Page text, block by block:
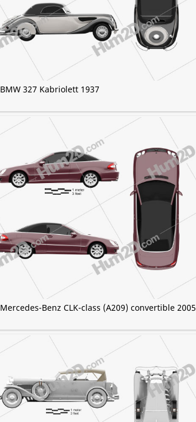
BMW 327 Kabriolett 1937
Mercedes-Benz CLK-class (A209) convertible 2005